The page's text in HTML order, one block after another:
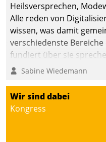
Heilsversprechen,
Alle reden von
wissen, was damit
verschiedenste
fundiert über sie
klären. Ein Aspekt ist
Einsparungen durch
Prozesse. Doch man
mit der Einführung
Sabine Wiedemann
Wir sind dabei
Kongress